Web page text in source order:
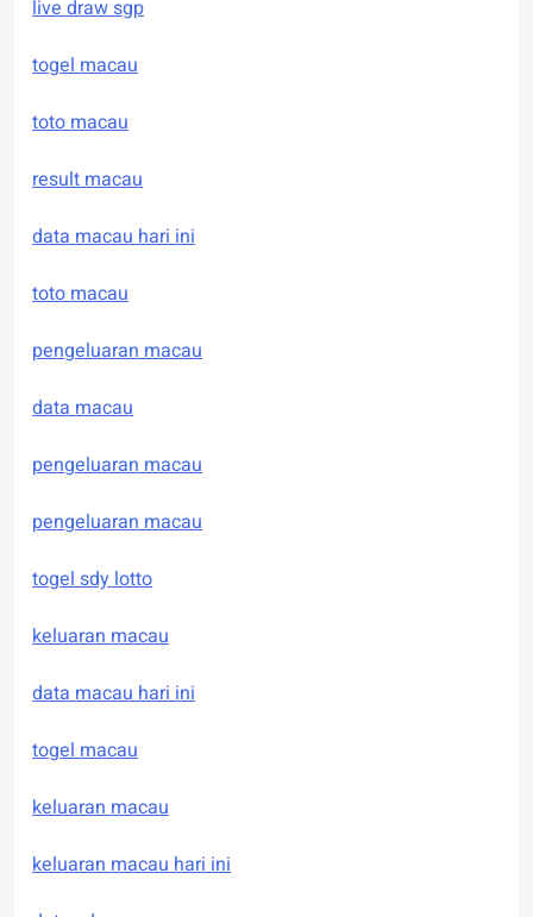
live draw sgp
togel macau
toto macau
result macau
data macau hari ini
toto macau
pengeluaran macau
data macau
pengeluaran macau
pengeluaran macau
togel sdy lotto
keluaran macau
data macau hari ini
togel macau
keluaran macau
keluaran macau hari ini